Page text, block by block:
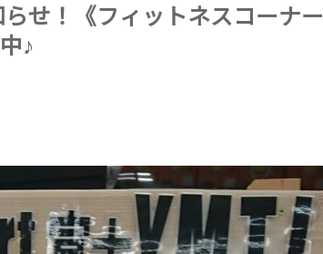
せ！《フィットネスコーナー
♪